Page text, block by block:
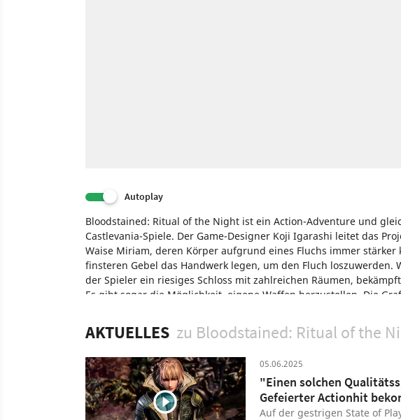
Autoplay
Bloodstained: Ritual of the Night ist ein Action-Adventure und
Castlevania-Spiele. Der Game-Designer Koji Igarashi leitet das
Waise Miriam, deren Körper aufgrund eines Fluchs immer
finsteren Gebel das Handwerk legen, um den Fluch loszuwerden.
der Spieler ein riesiges Schloss mit zahlreichen Räumen,
Es gibt sogar die Möglichkeit, eigene Waffen herzustellen. Die
Spiel Nintendo Switch PC PlayStation 4 PS Vita Wii U Xbox One
AKTUELLES zu Bloodstained: Ritual of the
05.06.2025
"Einen solchen
Gefeierter Actionhit
Auf der gestrigen State of